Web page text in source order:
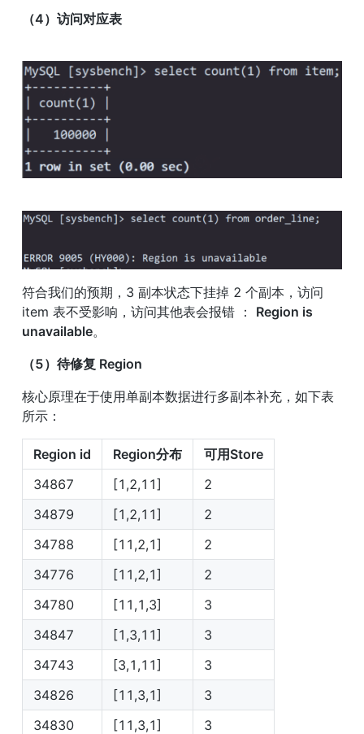
（4）访问对应表
符合我们的预期，3 副本状态下挂掉 2 个副本，访问
item 表不受影响，访问其他表会报错 ： Region is
unavailable。
（5）待修复 Region
核心原理在于使用单副本数据进行多副本补充，如下表
所示：
Region id Region分布
可用Store
34867
[1,2,11]
2
34879
[1,2,11]
2
34788
[11,2,1]
2
34776
[11,2,1]
2
34780
[11,1,3]
3
34847
[1,3,11]
3
34743
[3,1,11]
3
34826
[11,3,1]
3
34830
[11,3,1]
3